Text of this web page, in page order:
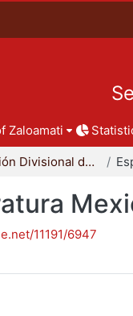
Zaloamati
Coordinación Divisional de Posgrado
11191/6947